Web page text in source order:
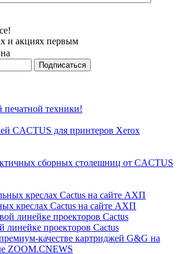
и акциях первым
печатной техники!
CACTUS для принтеров Xerox
сборных столешниц от CACTUS
креслах Cactus на сайте АХП
линейке проекторов Cactus